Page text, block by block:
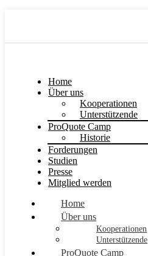
Home
Über uns
Kooperationen
Unterstützende
ProQuote Camp
Historie
Forderungen
Studien
Presse
Mitglied werden
Home
Über uns
Kooperationen
Unterstützende
ProQuote Camp